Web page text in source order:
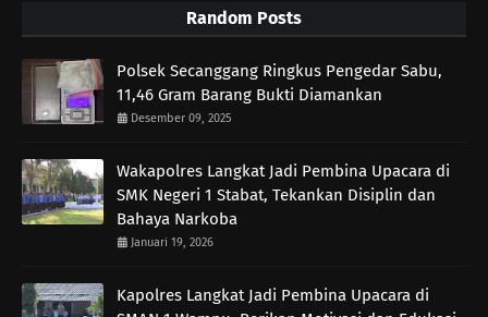
Random Posts
Polsek Secanggang Ringkus Pengedar Sabu,
11,46 Gram Barang Bukti Diamankan
Desember 09, 2025
Wakapolres Langkat Jadi Pembina Upacara di
SMK Negeri 1 Stabat, Tekankan Disiplin dan
Bahaya Narkoba
Januari 19, 2026
Kapolres Langkat Jadi Pembina Upacara di